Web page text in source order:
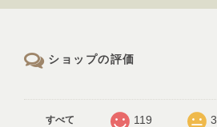
ショップの評価
すべて 119 3